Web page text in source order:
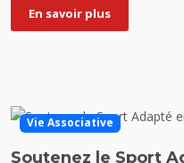
En savoir plus
Vie Associative
Soutenez le Sport